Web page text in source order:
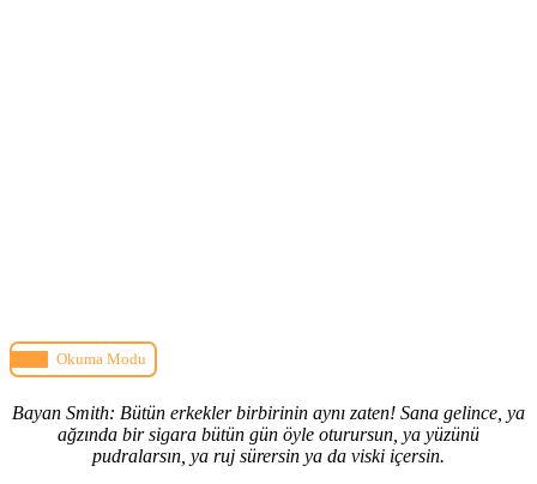
Okuma Modu
Bayan Smith: Bütün erkekler birbirinin aynı zaten! Sana gelince, ya
ağzında bir sigara bütün gün öyle oturursun, ya yüzünü
pudralarsın, ya ruj sürersin ya da viski içersin.